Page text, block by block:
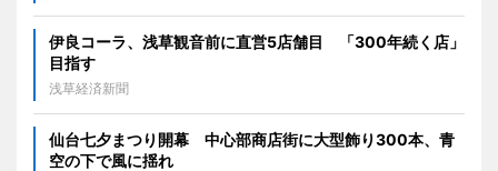
伊良コーラ、浅草観音前に直営5店舗目 「300年続く店」
目指す
浅草経済新聞
仙台七夕まつり開幕 中心部商店街に大型飾り300本、青
空の下で風に揺れ